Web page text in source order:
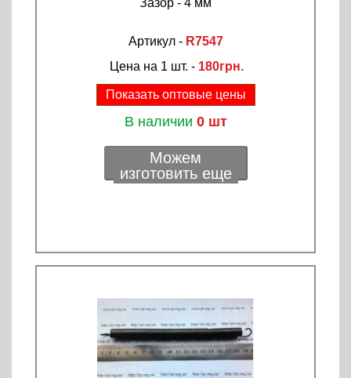
Зазор - 4 мм
Артикул - R7547
Цена на 1 шт. - 180грн.
Показать оптовые цены
В наличии 0 шт
Можем
изготовить еще